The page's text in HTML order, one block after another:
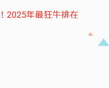
2025年最狂牛排在